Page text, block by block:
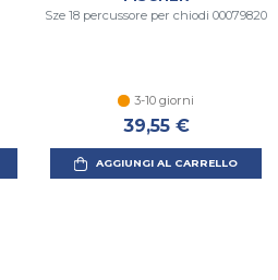
Sze 18 percussore per chiodi 00079820
3-10 giorni
39,55 €
AGGIUNGI AL CARRELLO